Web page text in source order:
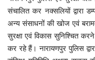
संचालित कर नक्सलियों द्वारा
अन्य संसाधनों की खोज एवं
सुरक्षा एवं विकास सुनिश्चित
कर रहे हैं। नारायणपुर पुलिस